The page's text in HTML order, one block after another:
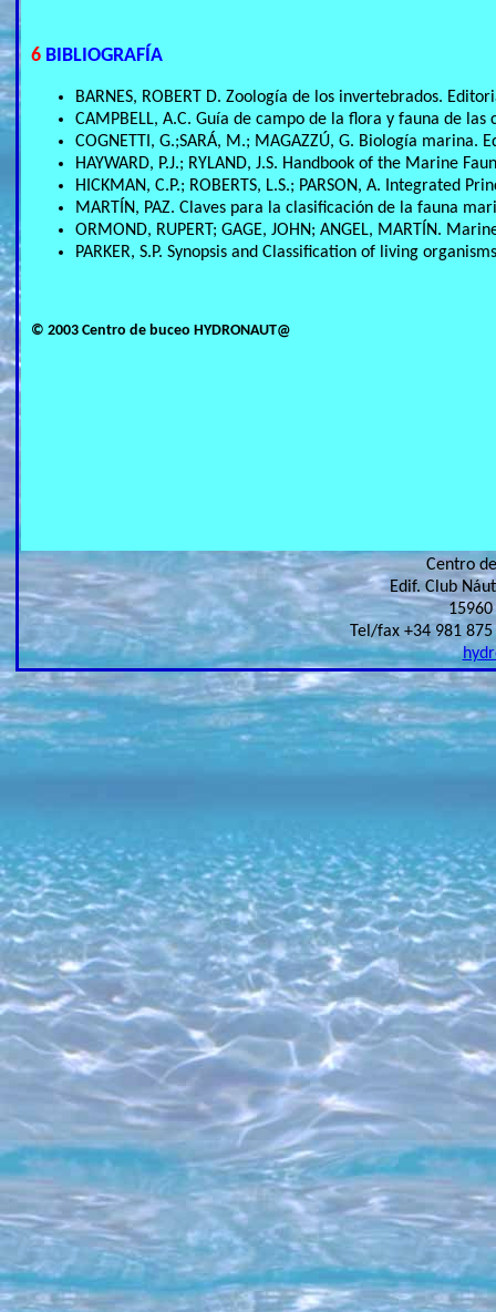
6 BIBLIOGRAFÍA
BARNES, ROBERT D. Zoología de los invertebrados.
CAMPBELL, A.C. Guía de campo de la flora y fauna de las
COGNETTI, G.;SARÁ, M.; MAGAZZÚ, G. Biología marina.
HAYWARD, P.J.; RYLAND, J.S. Handbook of the Marine
HICKMAN, C.P.; ROBERTS, L.S.; PARSON, A. Integrated
MARTÍN, PAZ. Claves para la clasificación de la fauna
ORMOND, RUPERT; GAGE, JOHN; ANGEL, MARTÍN.
PARKER, S.P. Synopsis and Classification of living
© 2003 Centro de buceo HYDRONAUT@
Centro
Edif. Club
15960